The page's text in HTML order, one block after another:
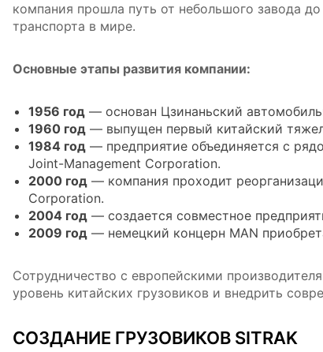
компания прошла путь от небольшого завода
транспорта в мире.
Основные этапы развития компании:
1956 год — основан Цзинаньский
1960 год — выпущен первый китайский
1984 год — предприятие объединяется с
Joint-Management Corporation.
2000 год — компания проходит
Corporation.
2004 год — создается совместное
2009 год — немецкий концерн MAN
Сотрудничество с европейскими
уровень китайских грузовиков и внедрить
СОЗДАНИЕ ГРУЗОВИКОВ SITRAK